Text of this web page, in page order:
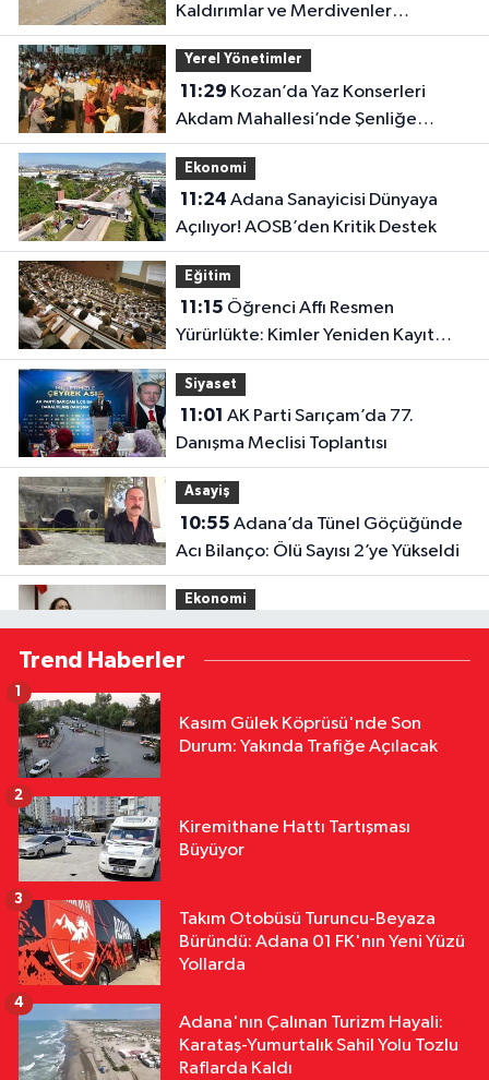
Kaldırımlar ve Merdivenler
Yenileniyor
Yerel Yönetimler
11:29
Akdam Mahallesi’nde Şenliğe
Dönüştü
Ekonomi
11:24
Açılıyor! AOSB’den Kritik Destek
Eğitim
11:15
Yürürlükte: Kimler Yeniden Kayıt
Yaptırabilecek?
Siyaset
11:01
Danışma Meclisi Toplantısı
Asayiş
10:55
Acı Bilanço: Ölü Sayısı 2’ye Yükseldi
Ekonomi
10:51Şevkin’den Çukurova Çiftçisi
İçin Acil Fiyat ve Kredi Çağrısı
10:45 Adana’da Sıcak Hava Alarmı!
10:3256 Yıllık Sinema Yolculuğu:
Siyaset
10:24Çocuklara Yönelik Yeni
Trend Haberler
Kasım Gülek Köprüsü'nde Son
Durum: Yakında Trafiğe Açılacak
1
Kiremithane Hattı Tartışması
Büyüyor
2
Takım Otobüsü Turuncu-Beyaza
Büründü: Adana 01 FK'nın Yeni Yüzü
Yollarda
3
Adana'nın Çalınan Turizm Hayali:
Karataş-Yumurtalık Sahil Yolu Tozlu
Raflarda Kaldı
4